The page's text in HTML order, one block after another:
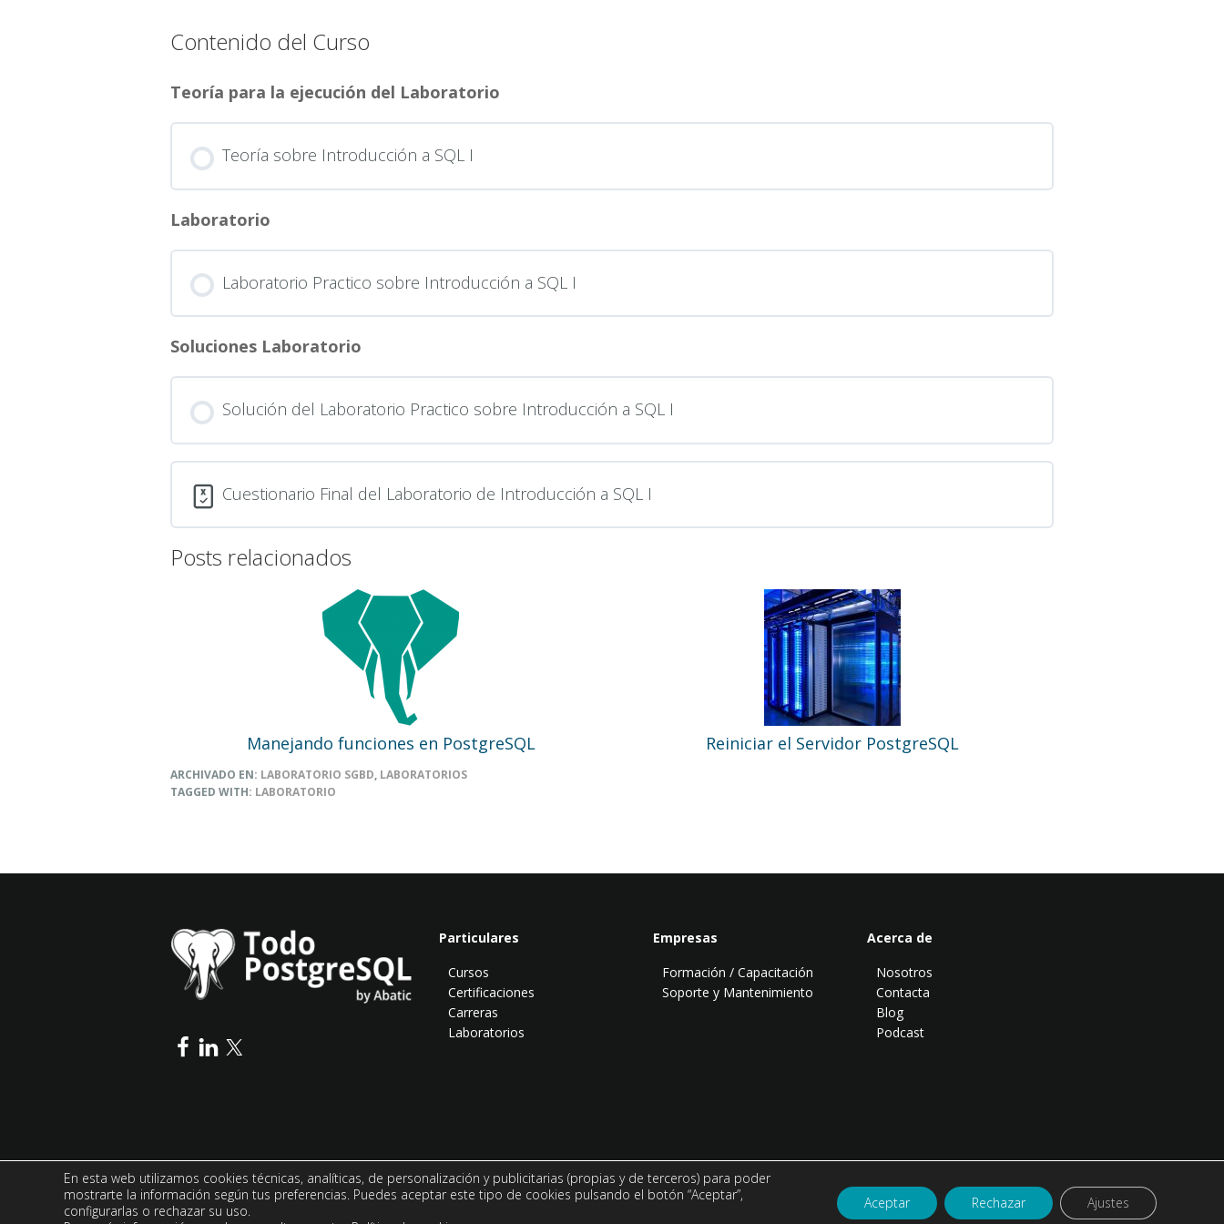
Contenido del Curso
Teoría para la ejecución del Laboratorio
Teoría sobre Introducción a SQL I
Laboratorio
Laboratorio Practico sobre Introducción a SQL I
Soluciones Laboratorio
Solución del Laboratorio Practico sobre Introducción a SQL I
Cuestionario Final del Laboratorio de Introducción a SQL I
Posts relacionados
Manejando funciones en PostgreSQL Reiniciar el Servidor PostgreSQL
ARCHIVADO EN: LABORATORIO SGBD, LABORATORIOS
TAGGED WITH: LABORATORIO
Particulares
Cursos
Certificaciones
Carreras
Laboratorios
Empresas
Formación / Capacitación
Soporte y Mantenimiento
Acerca de
Nosotros
Contacta
Blog
Podcast
© Todo PostgreSQL es una página deAbatic Soluciones Tecnológicas.
Todos los derechos reservados.
Aviso Legal· Política de privacidad·Cookies ·Mapa del sitio
En esta web utilizamos cookies técnicas, analíticas, de personalización y publicitarias (propias y de terceros) para poder
mostrarte la información según tus preferencias. Puedes aceptar este tipo de cookies pulsando el botón “Aceptar”,
configurarlas o rechazar su uso.
Aceptar Rechazar Ajustes